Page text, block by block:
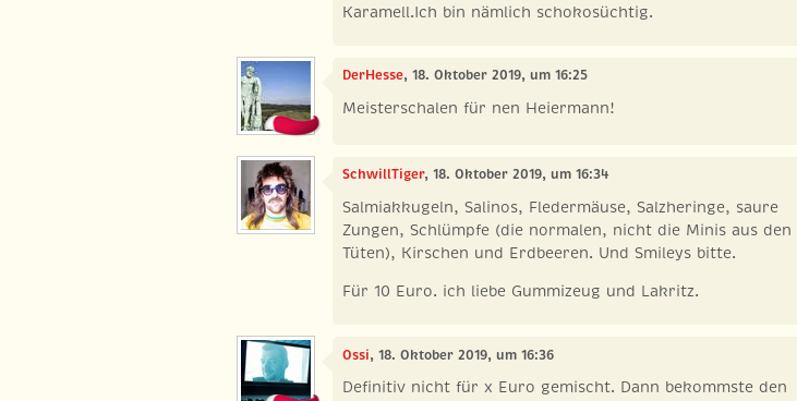
Karamell.Ich bin nämlich schokosüchtig.
DerHesse, 18. Oktober 2019, um 16:25
Meisterschalen für nen Heiermann!
SchwillTiger, 18. Oktober 2019, um 16:34
Salmiakkugeln, Salinos, Fledermäuse, Salzheringe, saure
Zungen, Schlümpfe (die normalen, nicht die Minis aus den
Tüten), Kirschen und Erdbeeren. Und Smileys bitte.
Für 10 Euro. ich liebe Gummizeug und Lakritz.
Ossi, 18. Oktober 2019, um 16:36
Definitiv nicht für x Euro gemischt. Dann bekommste den